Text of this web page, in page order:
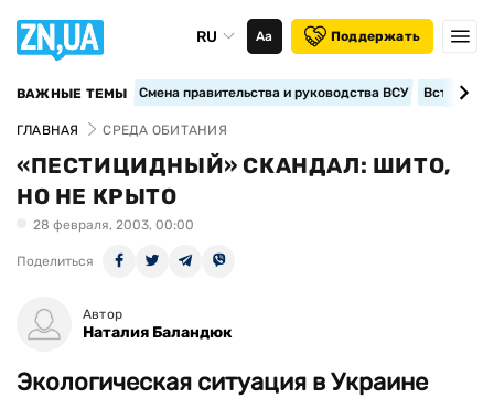
RU Аа Поддержать
ВАЖНЫЕ ТЕМЫ Смена правительства и руководства ВСУ
ГЛАВНАЯ СРЕДА ОБИТАНИЯ
«ПЕСТИЦИДНЫЙ» СКАНДАЛ: ШИТО,
НО НЕ КРЫТО
28 февраля, 2003, 00:00
Поделиться
Автор
Наталия Баландюк
Экологическая ситуация в Украине